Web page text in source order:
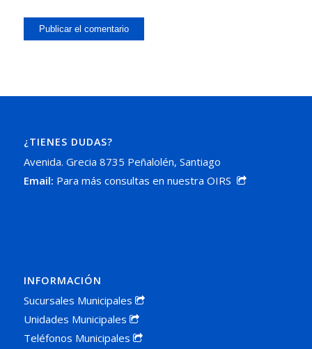
¿TIENES DUDAS?
Avenida. Grecia 8735 Peñalolén, Santiago
Email: Para más consultas en nuestra OIRS
INFORMACIÓN
Sucursales Municipales
Unidades Municipales
Teléfonos Municipales